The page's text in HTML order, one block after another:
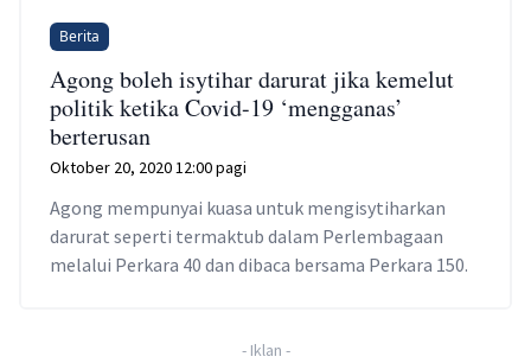
Berita
Agong boleh isytihar darurat jika kemelut
politik ketika Covid-19 ‘mengganas’
berterusan
Oktober 20, 2020 12:00 pagi
Agong mempunyai kuasa untuk mengisytiharkan
darurat seperti termaktub dalam Perlembagaan
melalui Perkara 40 dan dibaca bersama Perkara 150.
- Iklan -